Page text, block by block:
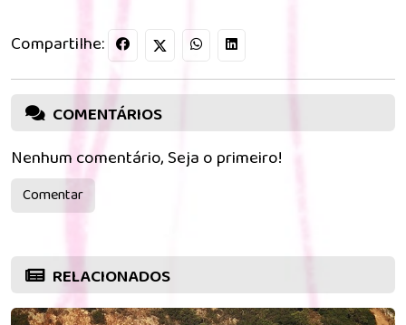
Compartilhe:
COMENTÁRIOS
Nenhum comentário, Seja o primeiro!
Comentar
RELACIONADOS